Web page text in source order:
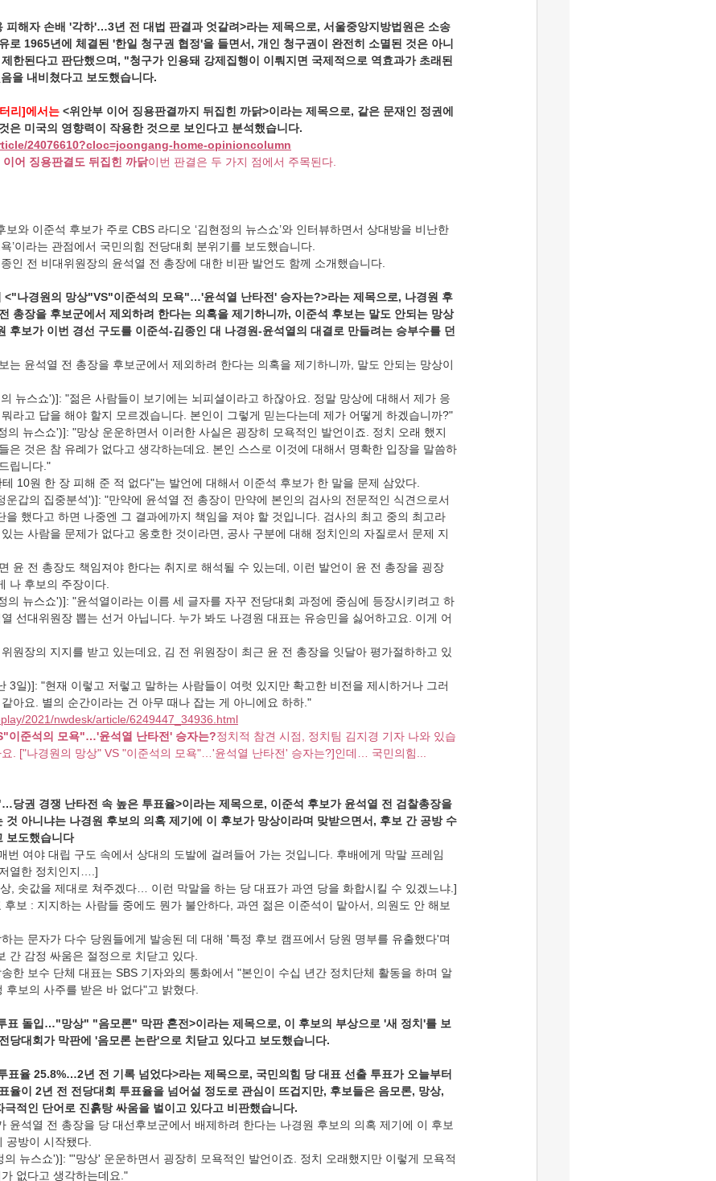
피해자 손배 '각하'…3년 전 대법 판결과 엇갈려>라는 제목으로, 서울중앙지방법원은 소송
로 1965년에 체결된 '한일 청구권 협정'을 들면서, 개인 청구권이 완전히 소멸된 것은 아니
한된다고 판단했으며, "청구가 인용돼 강제집행이 이뤄지면 국제적으로 역효과가 초래된
을 내비쳤다고 보도했습니다.
리]에서는 <위안부 이어 징용판결까지 뒤집힌 까닭>이라는 제목으로, 같은 문재인 정권에
은 미국의 영향력이 작용한 것으로 보인다고 분석했습니다.
24076610?cloc=joongang-home-opinioncolumn
어 징용판결도 뒤집힌 까닭이번 판결은 두 가지 점에서 주목된다.
와 이준석 후보가 주로 CBS 라디오 ‘김현정의 뉴스쇼’와 인터뷰하면서 상대방을 비난한
’이라는 관점에서 국민의힘 전당대회 분위기를 보도했습니다.
인 전 비대위원장의 윤석열 전 총장에 대한 비판 발언도 함께 소개했습니다.
<"나경원의 망상"VS"이준석의 모욕"…'윤석열 난타전' 승자는?>라는 제목으로, 나경원 후
총장을 후보군에서 제외하려 한다는 의혹을 제기하니까, 이준석 후보는 말도 안되는 망상
후보가 이번 경선 구도를 이준석-김종인 대 나경원-윤석열의 대결로 만들려는 승부수를 던
는 윤석열 전 총장을 후보군에서 제외하려 한다는 의혹을 제기하니까, 말도 안되는 망상이
뉴스쇼')]: "젊은 사람들이 보기에는 뇌피셜이라고 하잖아요. 정말 망상에 대해서 제가 응
라고 답을 해야 할지 모르겠습니다. 본인이 그렇게 믿는다는데 제가 어떻게 하겠습니까?"
뉴스쇼')]: "망상 운운하면서 이러한 사실은 굉장히 모욕적인 발언이죠. 정치 오래 했지
은 것은 참 유례가 없다고 생각하는데요. 본인 스스로 이것에 대해서 명확한 입장을 말씀하
립니다."
10원 한 장 피해 준 적 없다"는 발언에 대해서 이준석 후보가 한 말을 문제 삼았다.
운갑의 집중분석')]: "만약에 윤석열 전 총장이 만약에 본인의 검사의 전문적인 식견으로서
을 했다고 하면 나중엔 그 결과에까지 책임을 져야 할 것입니다. 검사의 최고 중의 최고라
는 사람을 문제가 없다고 옹호한 것이라면, 공사 구분에 대해 정치인의 자질로서 문제 지
윤 전 총장도 책임져야 한다는 취지로 해석될 수 있는데, 이런 발언이 윤 전 총장을 굉장
나 후보의 주장이다.
뉴스쇼')]: "윤석열이라는 이름 세 글자를 자꾸 전당대회 과정에 중심에 등장시키려고 하
선대위원장 뽑는 선거 아닙니다. 누가 봐도 나경원 대표는 유승민을 싫어하고요. 이게 어
원장의 지지를 받고 있는데요, 김 전 위원장이 최근 윤 전 총장을 잇달아 평가절하하고 있
3일)]: "현재 이렇고 저렇고 말하는 사람들이 여럿 있지만 확고한 비전을 제시하거나 그러
아요. 별의 순간이라는 건 아무 때나 잡는 게 아니에요 하하."
2021/nwdesk/article/6249447_34936.html
이준석의 모욕"…'윤석열 난타전' 승자는?정치적 참견 시점, 정치팀 김지경 기자 나와 있습
. ["나경원의 망상" VS "이준석의 모욕"…'윤석열 난타전' 승자는?]인데… 국민의힘...
권 경쟁 난타전 속 높은 투표율>이라는 제목으로, 이준석 후보가 윤석열 전 검찰총장을
것 아니냐는 나경원 후보의 의혹 제기에 이 후보가 망상이라며 맞받으면서, 후보 간 공방 수
보도했습니다
여야 대립 구도 속에서 상대의 도발에 걸려들어 가는 것입니다. 후배에게 막말 프레임
열한 정치인지….]
, 솟값을 제대로 쳐주겠다… 이런 막말을 하는 당 대표가 과연 당을 화합시킬 수 있겠느냐.]
보 : 지지하는 사람들 중에도 뭔가 불안하다, 과연 젊은 이준석이 맡아서, 의원도 안 해보
는 문자가 다수 당원들에게 발송된 데 대해 '특정 후보 캠프에서 당원 명부를 유출했다'며
간 감정 싸움은 절정으로 치닫고 있다.
한 보수 단체 대표는 SBS 기자와의 통화에서 "본인이 수십 년간 정치단체 활동을 하며 알
후보의 사주를 받은 바 없다"고 밝혔다.
표 돌입…"망상" "음모론" 막판 혼전>이라는 제목으로, 이 후보의 부상으로 '새 정치'를 보
당대회가 막판에 '음모론 논란'으로 치닫고 있다고 보도했습니다.
표율 25.8%…2년 전 기록 넘었다>라는 제목으로, 국민의힘 당 대표 선출 투표가 오늘부터
율이 2년 전 전당대회 투표율을 넘어설 정도로 관심이 뜨겁지만, 후보들은 음모론, 망상,
극적인 단어로 진흙탕 싸움을 벌이고 있다고 비판했습니다.
윤석열 전 총장을 당 대선후보군에서 배제하려 한다는 나경원 후보의 의혹 제기에 이 후보
공방이 시작됐다.
뉴스쇼')]: "'망상' 운운하면서 굉장히 모욕적인 발언이죠. 정치 오래했지만 이렇게 모욕적
없다고 생각하는데요."